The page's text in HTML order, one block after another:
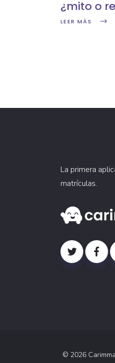
¿mito o
LEER MÁS
La primera
matrículas.
© 2026